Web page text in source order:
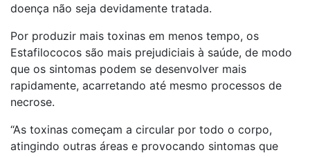
doença não seja devidamente tratada.
Por produzir mais toxinas em menos tempo, os
Estafilococos são mais prejudiciais à saúde, de modo
que os sintomas podem se desenvolver mais
rapidamente, acarretando até mesmo processos de
necrose.
“As toxinas começam a circular por todo o corpo,
atingindo outras áreas e provocando sintomas que